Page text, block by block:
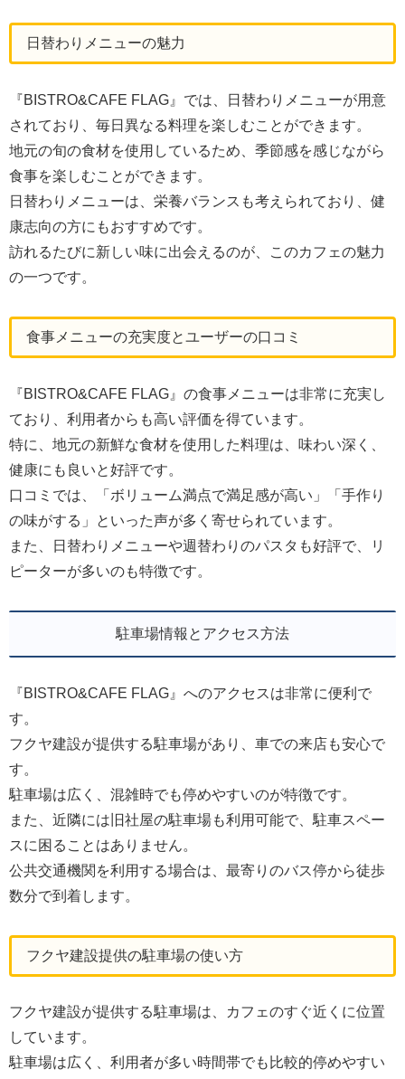
日替わりメニューの魅力
『BISTRO&CAFE FLAG』では、日替わりメニューが用意
されており、毎日異なる料理を楽しむことができます。
地元の旬の食材を使用しているため、季節感を感じながら
食事を楽しむことができます。
日替わりメニューは、栄養バランスも考えられており、健
康志向の方にもおすすめです。
訪れるたびに新しい味に出会えるのが、このカフェの魅力
の一つです。
食事メニューの充実度とユーザーの口コミ
『BISTRO&CAFE FLAG』の食事メニューは非常に充実し
ており、利用者からも高い評価を得ています。
特に、地元の新鮮な食材を使用した料理は、味わい深く、
健康にも良いと好評です。
口コミでは、「ボリューム満点で満足感が高い」「手作り
の味がする」といった声が多く寄せられています。
また、日替わりメニューや週替わりのパスタも好評で、リ
ピーターが多いのも特徴です。
駐車場情報とアクセス方法
『BISTRO&CAFE FLAG』へのアクセスは非常に便利で
す。
フクヤ建設が提供する駐車場があり、車での来店も安心で
す。
駐車場は広く、混雑時でも停めやすいのが特徴です。
また、近隣には旧社屋の駐車場も利用可能で、駐車スペー
スに困ることはありません。
公共交通機関を利用する場合は、最寄りのバス停から徒歩
数分で到着します。
フクヤ建設提供の駐車場の使い方
フクヤ建設が提供する駐車場は、カフェのすぐ近くに位置
しています。
駐車場は広く、利用者が多い時間帯でも比較的停めやすい